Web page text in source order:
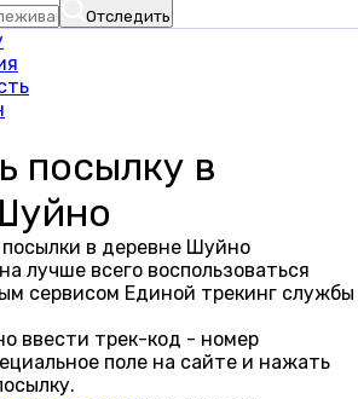
Отследить
посылку в
в деревне Шуйно
лучше всего воспользоваться
сервисом Единой трекинг службы
ввести трек-код - номер
поле на сайте и нажать